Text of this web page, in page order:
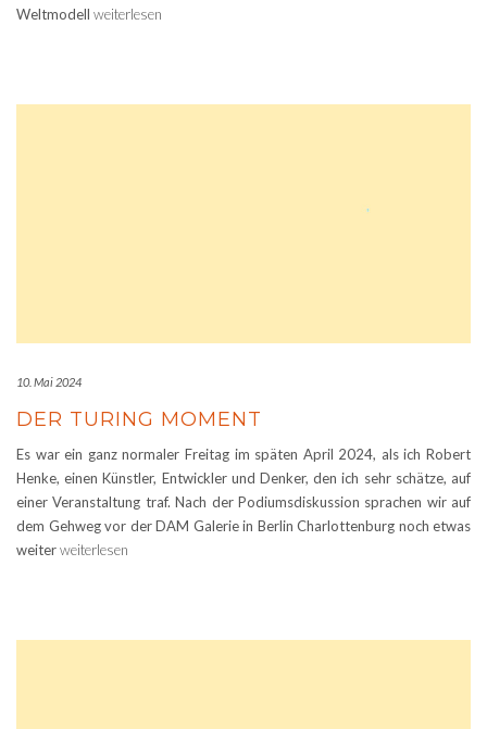
Weltmodell weiterlesen
10. Mai 2024
DER TURING MOMENT
Es war ein ganz normaler Freitag im späten April 2024, als ich Robert
Henke, einen Künstler, Entwickler und Denker, den ich sehr schätze, auf
einer Veranstaltung traf. Nach der Podiumsdiskussion sprachen wir auf
dem Gehweg vor der DAM Galerie in Berlin Charlottenburg noch etwas
weiterweiterlesen